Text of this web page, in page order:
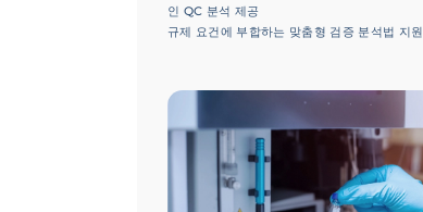
인 QC 분석 제공
규제 요건에 부합하는 맞춤형 검증 분석법 지원